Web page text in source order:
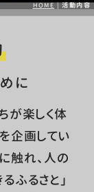
HOME|活動内容
に
が楽しく体
企画してい
触れ、人の
ふるさと」